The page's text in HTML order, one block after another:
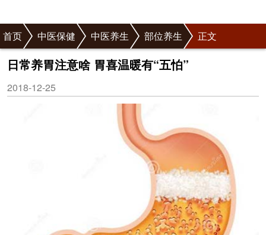
首页 中医保健 中医养生 部位养生 正文
日常养胃注意啥 胃喜温暖有“五怕”
2018-12-25